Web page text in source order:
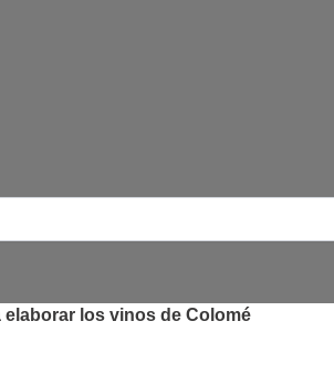
los vinos de Colomé